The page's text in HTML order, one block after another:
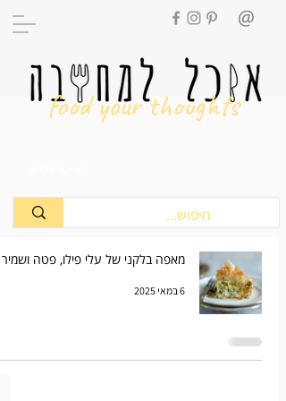
food your thoughts
מאפה בלקני של עלי פילו, פטה ושמיר
6 במאי 2025